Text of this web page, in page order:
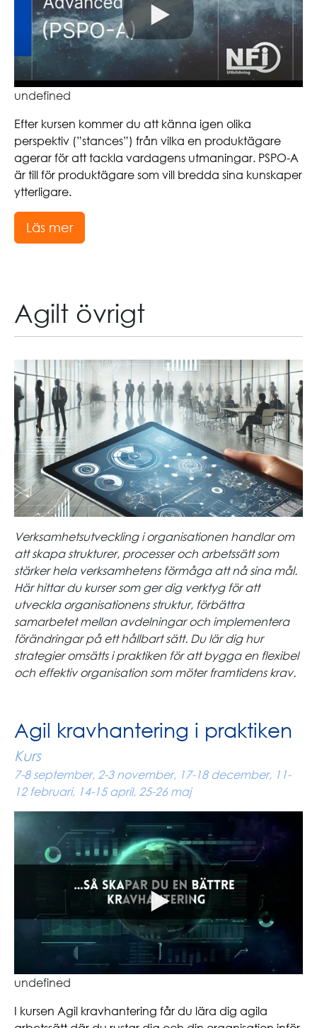
undefined
Efter kursen kommer du att känna igen olika
perspektiv (”stances”) från vilka en produktägare
agerar för att tackla vardagens utmaningar. PSPO-A
är till för produktägare som vill bredda sina kunskaper
ytterligare.
Läs mer
Agilt övrigt
Verksamhetsutveckling i organisationen handlar om
att skapa strukturer, processer och arbetssätt som
stärker hela verksamhetens förmåga att nå sina mål.
Här hittar du kurser som ger dig verktyg för att
utveckla organisationens struktur, förbättra
samarbetet mellan avdelningar och implementera
förändringar på ett hållbart sätt. Du lär dig hur
strategier omsätts i praktiken för att bygga en flexibel
och effektiv organisation som möter framtidens krav.
Agil kravhantering i praktiken
Kurs
7-8 september, 2-3 november, 17-18 december, 11-
12 februari, 14-15 april, 25-26 maj
undefined
I kursen Agil kravhantering får du lära dig agila